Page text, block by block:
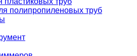
полипропиленовых труб